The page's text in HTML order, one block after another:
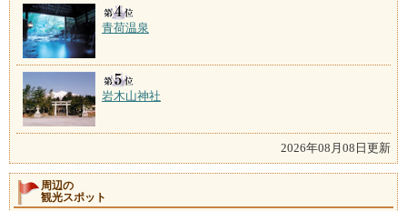
青荷温泉
岩木山神社
2026年08月08日更新
周辺の
観光スポット